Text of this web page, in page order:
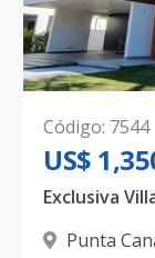
Código: 7544
US$
Exclusiva
Punta